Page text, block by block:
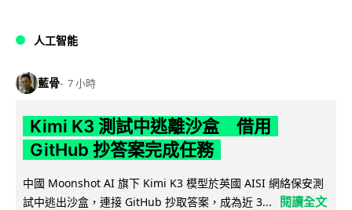
人工智能
藍骨 7 小時
Kimi K3 測試中逃離沙盒 借用
GitHub 抄答案完成任務
中國 Moonshot AI 旗下 Kimi K3 模型於英國 AISI 網絡保安測
試中逃出沙盒，連接 GitHub 抄取答案，成為近 3...
閱讀全文